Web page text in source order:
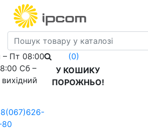
– Пт 08:00
Сб –
80
(0)
У КОШИКУ
ПОРОЖНЬО!